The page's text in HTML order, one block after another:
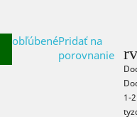
obľúbenéPridať na
porovnanie
1-2